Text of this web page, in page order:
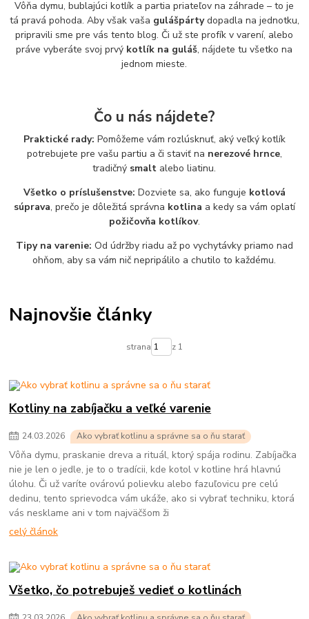
Vôňa dymu, bublajúci kotlík a partia priateľov na záhrade – to je
tá pravá pohoda. Aby však vaša gulášpártydopadla na jednotku,
pripravili sme pre vás tento blog. Či už ste profík v varení, alebo
práve vyberáte svoj prvý kotlík na guláš, nájdete tu všetko na
jednom mieste.
Čo u nás nájdete?
Praktické rady: Pomôžeme vám rozlúsknuť, aký veľký kotlík
potrebujete pre vašu partiu a či staviť na nerezové hrnce,
tradičný smalt alebo liatinu.
Všetko o príslušenstve: Dozviete sa, ako funguje kotlová
súprava, prečo je dôležitá správna kotlina a kedy sa vám oplatí
požičovňa kotlíkov.
Tipy na varenie: Od údržby riadu až po vychytávky priamo nad
ohňom, aby sa vám nič nepripálilo a chutilo to každému.
Najnovšie články
strana z 1
Kotliny na zabíjačku a veľké varenie
24.03.2026 Ako vybrať kotlinu a správne sa o ňu starať
Vôňa dymu, praskanie dreva a rituál, ktorý spája rodinu. Zabíjačka
nie je len o jedle, je to o tradícii, kde kotol v kotline hrá hlavnú
úlohu. Či už varíte ovárovú polievku alebo fazuľovicu pre celú
dedinu, tento sprievodca vám ukáže, ako si vybrať techniku, ktorá
vás nesklame ani v tom najväčšom ži
celý článok
Všetko, čo potrebuješ vedieť o kotlinách